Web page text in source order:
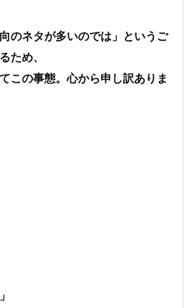
のネタが多いのでは」というご
ため、
この事態。心から申し訳ありま